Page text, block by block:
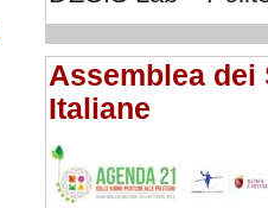
Assemblea dei
Italiane